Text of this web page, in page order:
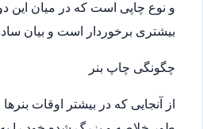
و نوع چاپی است که در میان این
بیشتری برخوردار است و بیان
چگونگی چاپ بنر
از آنجایی که در بیشتر اوقات